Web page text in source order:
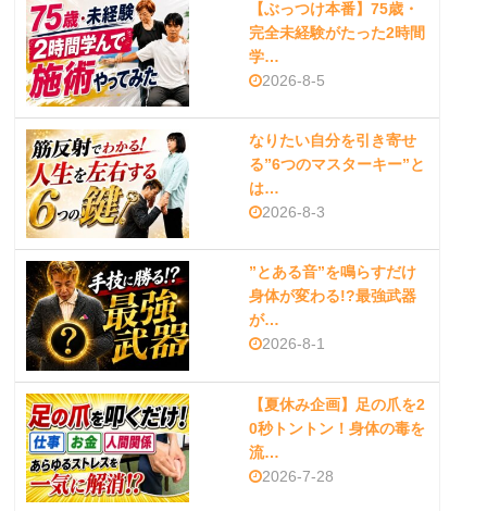
【ぶっつけ本番】75歳・
完全未経験がたった2時間
学…
2026-8-5
なりたい自分を引き寄せ
る”6つのマスターキー”と
は…
2026-8-3
”とある音”を鳴らすだけ
身体が変わる!?最強武器
が…
2026-8-1
【夏休み企画】足の爪を2
0秒トントン！身体の毒を
流…
2026-7-28